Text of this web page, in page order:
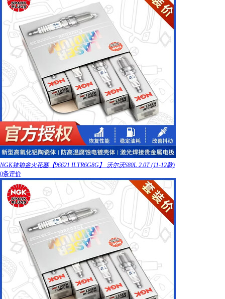
NGK铱铂金火花塞【96621 ILTR6G8G】 沃尔沃S80L 2.0T (11-12款)
0条评价